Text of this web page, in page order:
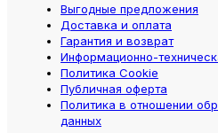
Выгодные предложения
Доставка и оплата
Гарантия и возврат
Информационно-
Политика Cookie
Публичная оферта
Политика в отношении
данных